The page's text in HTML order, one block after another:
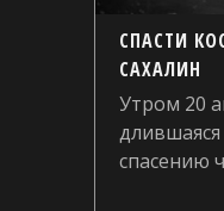
СПАСТИ
САХАЛИН
Утром 20
спасению